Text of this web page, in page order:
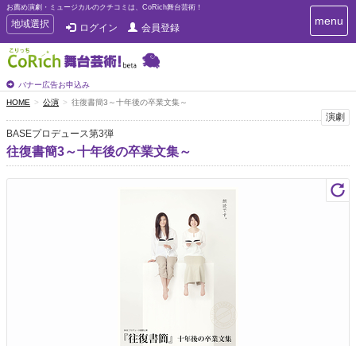
お薦め演劇・ミュージカルのクチコミは、CoRich舞台芸術！
T
o
g
g
e
n
a
v
i
g
地域選択 ログイン 会員登録
バナー広告お申込み
T
o
i
g
menu
HOME 公演 往復書簡3～十年後の卒業文集～
演劇
BASEプロデュース第3弾
往復書簡3～十年後の卒業文集～